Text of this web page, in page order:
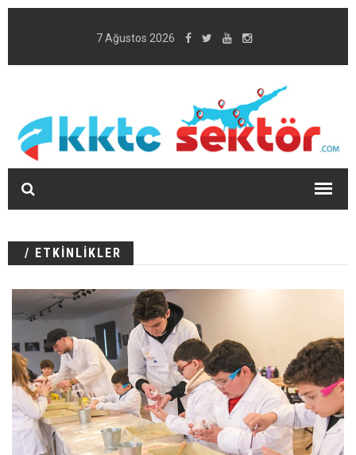
7 Ağustos 2026
/ ETKİNLİKLER